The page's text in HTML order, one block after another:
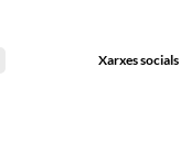
Xarxes socials